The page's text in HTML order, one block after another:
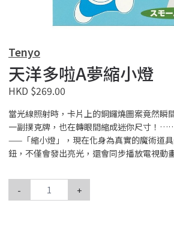
Tenyo
天洋多啦A夢縮小燈
HKD $269.00
當光線照射時，卡片上的銅鑼燒圖案竟然瞬
一副撲克牌，也在轉眼間縮成迷你尺寸！
——「縮小燈」，現在化身為真實的魔術道
鈕，不僅會發出亮光，還會同步播放電視動
- +